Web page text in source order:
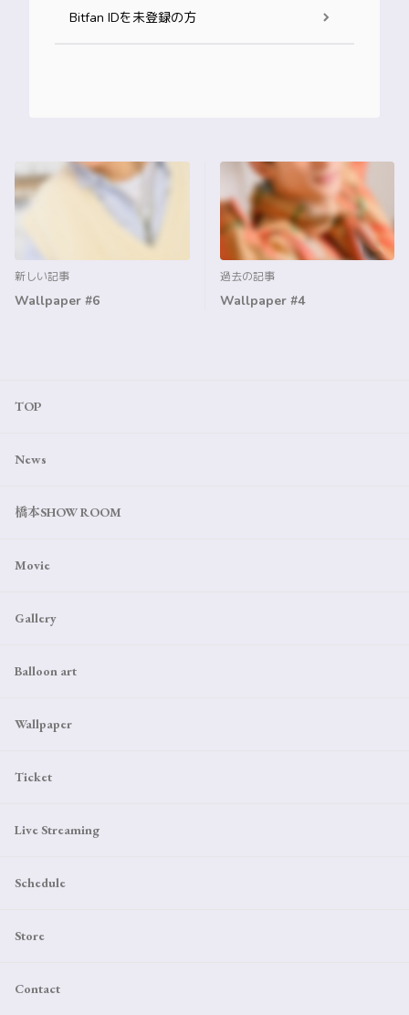
Bitfan IDを未登録の方
新しい記事
Wallpaper #6
過去の記事
Wallpaper #4
TOP
News
橋本SHOW ROOM
Movie
Gallery
Balloon art
Wallpaper
Ticket
Live Streaming
Schedule
Store
Contact